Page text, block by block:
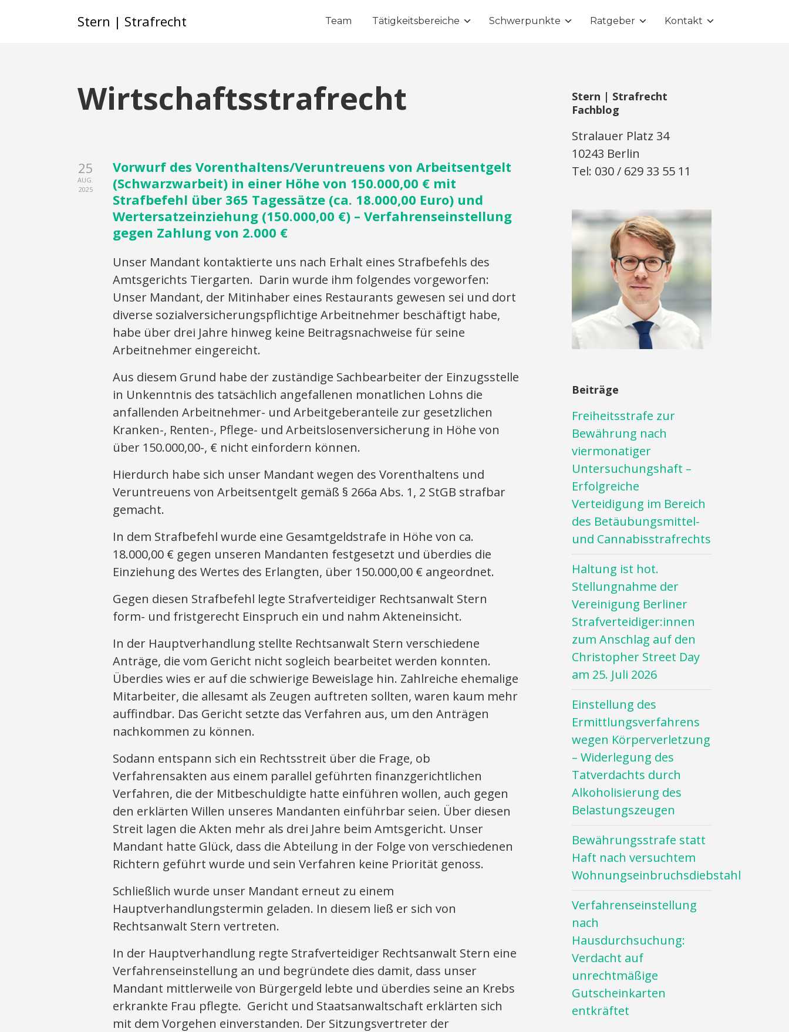
Stern | Strafrecht Team Tätigkeitsbereiche Schwerpunkte Ratgeber Kontakt
Wirtschaftsstrafrecht
25
AUG.
2025
Vorwurf des Vorenthaltens/Veruntreuens von Arbeitsentgelt
(Schwarzwarbeit) in einer Höhe von 150.000,00 € mit
Strafbefehl über 365 Tagessätze (ca. 18.000,00 Euro) und
Wertersatzeinziehung (150.000,00 €) – Verfahrenseinstellung
gegen Zahlung von 2.000 €
Unser Mandant kontaktierte uns nach Erhalt eines Strafbefehls des
Amtsgerichts Tiergarten. Darin wurde ihm folgendes vorgeworfen:
Unser Mandant, der Mitinhaber eines Restaurants gewesen sei und dort
diverse sozialversicherungspflichtige Arbeitnehmer beschäftigt habe,
habe über drei Jahre hinweg keine Beitragsnachweise für seine
Arbeitnehmer eingereicht.
Aus diesem Grund habe der zuständige Sachbearbeiter der Einzugsstelle
in Unkenntnis des tatsächlich angefallenen monatlichen Lohns die
anfallenden Arbeitnehmer- und Arbeitgeberanteile zur gesetzlichen
Kranken-, Renten-, Pflege- und Arbeitslosenversicherung in Höhe von
über 150.000,00-, € nicht einfordern können.
Hierdurch habe sich unser Mandant wegen des Vorenthaltens und
Veruntreuens von Arbeitsentgelt gemäß § 266a Abs. 1, 2 StGB strafbar
gemacht.
In dem Strafbefehl wurde eine Gesamtgeldstrafe in Höhe von ca.
18.000,00 € gegen unseren Mandanten festgesetzt und überdies die
Einziehung des Wertes des Erlangten, über 150.000,00 € angeordnet.
Gegen diesen Strafbefehl legte Strafverteidiger Rechtsanwalt Stern
form- und fristgerecht Einspruch ein und nahm Akteneinsicht.
In der Hauptverhandlung stellte Rechtsanwalt Stern verschiedene
Anträge, die vom Gericht nicht sogleich bearbeitet werden konnten.
Überdies wies er auf die schwierige Beweislage hin. Zahlreiche ehemalige
Mitarbeiter, die allesamt als Zeugen auftreten sollten, waren kaum mehr
auffindbar. Das Gericht setzte das Verfahren aus, um den Anträgen
nachkommen zu können.
Sodann entspann sich ein Rechtsstreit über die Frage, ob
Verfahrensakten aus einem parallel geführten finanzgerichtlichen
Verfahren, die der Mitbeschuldigte hatte einführen wollen, auch gegen
den erklärten Willen unseres Mandanten einführbar seien. Über diesen
Streit lagen die Akten mehr als drei Jahre beim Amtsgericht. Unser
Mandant hatte Glück, dass die Abteilung in der Folge von verschiedenen
Richtern geführt wurde und sein Verfahren keine Priorität genoss.
Schließlich wurde unser Mandant erneut zu einem
Hauptverhandlungstermin geladen. In diesem ließ er sich von
Rechtsanwalt Stern vertreten.
In der Hauptverhandlung regte Strafverteidiger Rechtsanwalt Stern eine
Verfahrenseinstellung an und begründete dies damit, dass unser
Mandant mittlerweile von Bürgergeld lebte und überdies seine an Krebs
erkrankte Frau pflegte. Gericht und Staatsanwaltschaft erklärten sich
mit dem Vorgehen einverstanden. Der Sitzungsvertreter der
Stern | Strafrecht
Fachblog
Stralauer Platz 34
10243 Berlin
Tel: 030 / 629 33 55 11
Beiträge
Freiheitsstrafe zur
Bewährung nach
viermonatiger
Untersuchungshaft –
Erfolgreiche
Verteidigung im Bereich
des Betäubungsmittel-
und Cannabisstrafrechts
Haltung ist hot.
Stellungnahme der
Vereinigung Berliner
Strafverteidiger:innen
zum Anschlag auf den
Christopher Street Day
am 25. Juli 2026
Einstellung des
Ermittlungsverfahrens
wegen Körperverletzung
– Widerlegung des
Tatverdachts durch
Alkoholisierung des
Belastungszeugen
Bewährungsstrafe statt
Haft nach versuchtem
Wohnungseinbruchsdiebstahl
Verfahrenseinstellung
nach
Hausdurchsuchung:
Verdacht auf
unrechtmäßige
Gutscheinkarten
entkräftet